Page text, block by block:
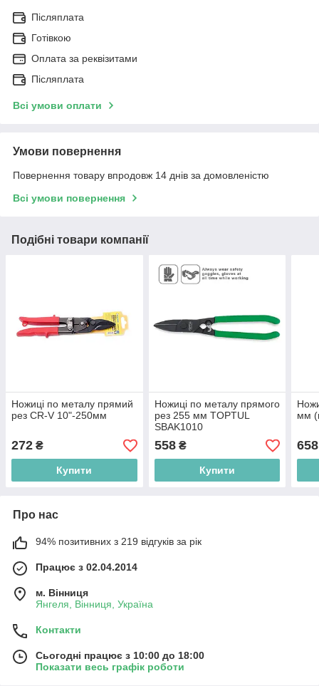
Післяплата
Готівкою
Оплата за реквізитами
Післяплата
Всі умови оплати
Умови повернення
Повернення товару впродовж 14 днів за домовленістю
Всі умови повернення
Подібні товари компанії
Ножиці по металу прямий
рез CR-V 10"-250мм
272 ₴
Купити
Ножиці по металу прямого
рез 255 мм TOPTUL
SBAK1010
558₴
Купити
мм
Про нас
94% позитивних з 219 відгуків за рік
Працює з 02.04.2014
м. Вінниця
Янгеля, Вінниця, Україна
Контакти
Сьогодні працює з 10:00 до 18:00
Показати весь графік роботи